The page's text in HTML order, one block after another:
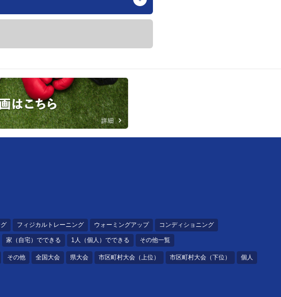
フィジカルトレーニング ウォーミングアップ コンディショニング
家（自宅）でできる 1人（個人）でできる その他一覧
その他 全国大会 県大会 市区町村大会（上位） 市区町村大会（下位） 個人